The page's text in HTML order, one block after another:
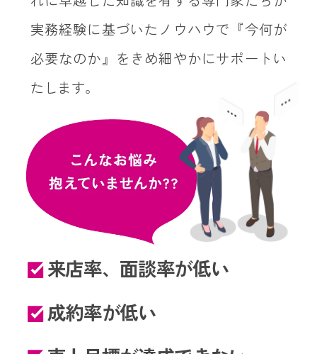
実務経験に基づいたノウハウで『今何が
必要なのか』をきめ細やかにサポートい
たします。
来店率、面談率が低い
成約率が低い